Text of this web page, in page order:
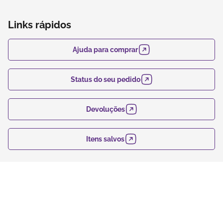
alcance e os recursos da plataforma, que é
Links rápidos
Ajuda para comprar
Status do seu pedido
Devoluções
Itens salvos